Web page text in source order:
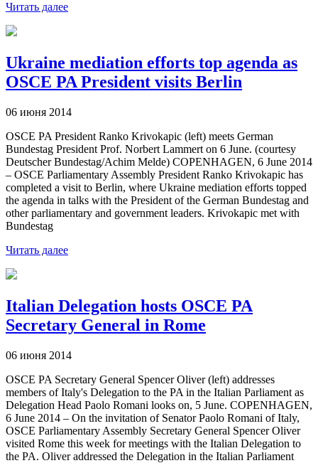
Читать далее
Ukraine mediation efforts top agenda as
OSCE PA President visits Berlin
06 июня 2014
OSCE PA President Ranko Krivokapic (left) meets German
Bundestag President Prof. Norbert Lammert on 6 June. (courtesy
Deutscher Bundestag/Achim Melde) COPENHAGEN, 6 June 2014
– OSCE Parliamentary Assembly President Ranko Krivokapic has
completed a visit to Berlin, where Ukraine mediation efforts topped
the agenda in talks with the President of the German Bundestag and
other parliamentary and government leaders. Krivokapic met with
Bundestag
Читать далее
Italian Delegation hosts OSCE PA
Secretary General in Rome
06 июня 2014
OSCE PA Secretary General Spencer Oliver (left) addresses
members of Italy's Delegation to the PA in the Italian Parliament as
Delegation Head Paolo Romani looks on, 5 June. COPENHAGEN,
6 June 2014 – On the invitation of Senator Paolo Romani of Italy,
OSCE Parliamentary Assembly Secretary General Spencer Oliver
visited Rome this week for meetings with the Italian Delegation to
the PA. Oliver addressed the Delegation in the Italian Parliament